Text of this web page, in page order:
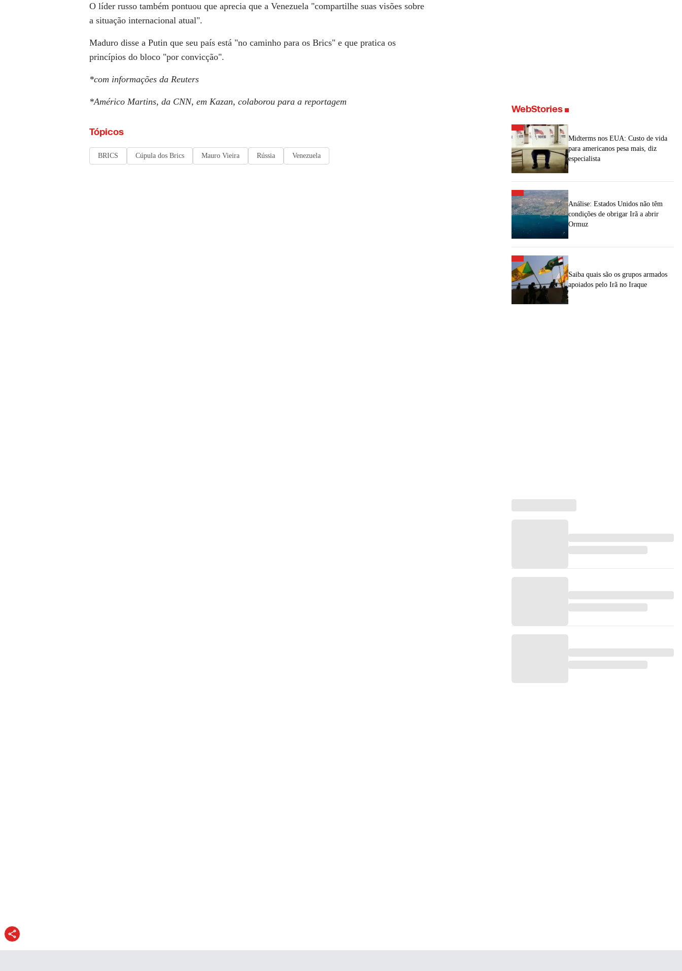
O líder russo também pontuou que aprecia que a Venezuela "compartilhe suas visões sobre
a situação internacional atual".
Maduro disse a Putin que seu país está "no caminho para os Brics" e que pratica os
princípios do bloco "por convicção".
*com informações da Reuters
*Américo Martins, da CNN, em Kazan, colaborou para a reportagem
Tópicos
BRICS Cúpula dos Brics Mauro Vieira Rússia Venezuela
WebStories
Midterms nos EUA: Custo de vida
para americanos pesa mais, diz
especialista
Análise: Estados Unidos não têm
condições de obrigar Irã a abrir
Ormuz
Saiba quais são os grupos armados
apoiados pelo Irã no Iraque